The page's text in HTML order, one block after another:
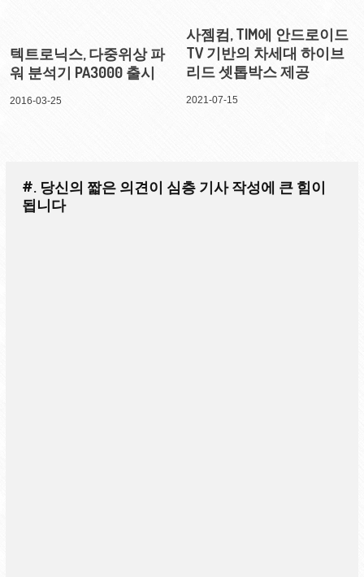
텍트로닉스, 다중위상 파
워 분석기 PA3000 출시
2016-03-25
사젬컴, TIM에 안드로이드
TV 기반의 차세대 하이브
리드 셋톱박스 제공
2021-07-15
#. 당신의 짧은 의견이 심층 기사 작성에 큰 힘이
됩니다